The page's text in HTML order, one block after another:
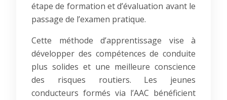
étape de formation et d’évaluation avant le
passage de l’examen pratique.
Cette méthode d’apprentissage vise à
développer des compétences de conduite
plus solides et une meilleure conscience
des risques routiers. Les jeunes
conducteurs formés via l’AAC bénéficient